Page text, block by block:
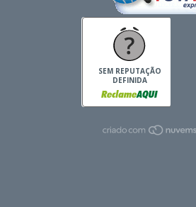
SEM REPUTAÇÃO
DEFINIDA